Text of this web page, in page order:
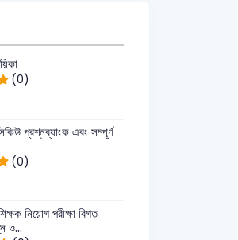
(0)
প্রশ্নব্যাংক এবং সম্পূর্ণ
(0)
নিয়োগ পরীক্ষা বিগত
ও...